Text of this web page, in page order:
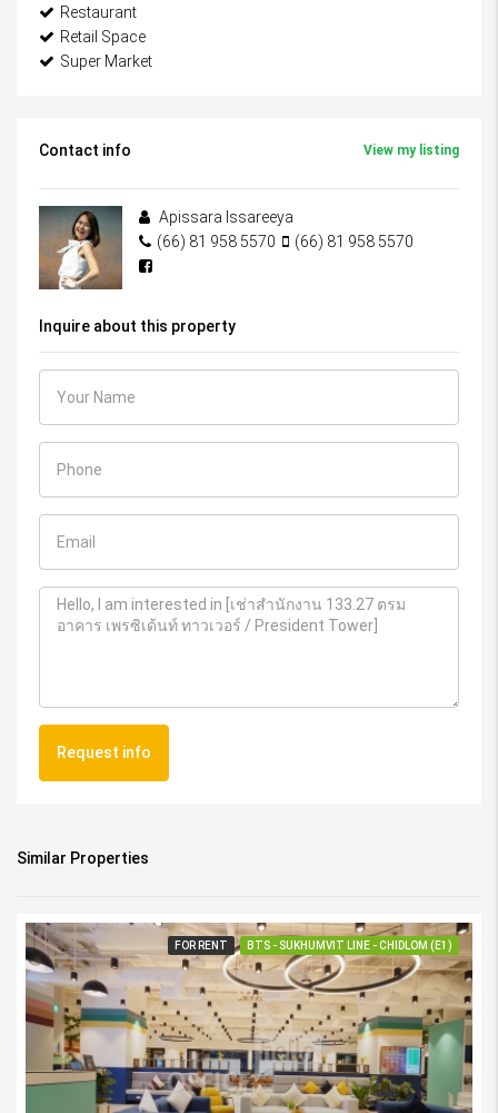
Restaurant
Retail Space
Super Market
Contact info View my listing
Apissara Issareeya
(66) 81 958 5570
(66) 81 958 5570
Inquire about this property
Request info
Similar Properties
FOR RENT BTS - SUKHUMVIT LINE - CHIDLOM (E1)